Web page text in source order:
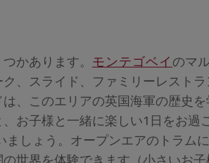
かあります。 モンテゴベイ のマ
、スライド、ファミリーレストラ
、このエリアの英国海軍の歴史を
お子様と一緒に楽しい1日をお過
ましょう。オープンエアのトラム